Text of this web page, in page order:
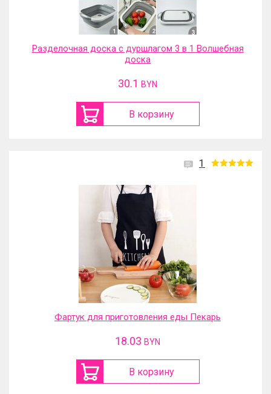
Разделочная доска с дуршлагом 3 в 1 Волшебная
доска
30.1 BYN
В корзину
1
Фартук для приготовления еды Пекарь
18.03 BYN
В корзину